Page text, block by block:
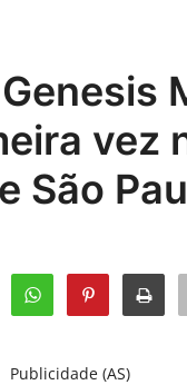
vez
São
Publicidade (AS)